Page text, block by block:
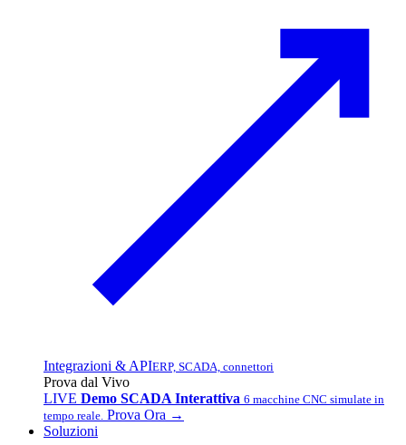
Integrazioni & APIERP, SCADA, connettori
Prova dal Vivo
LIVE Demo SCADA Interattiva 6 macchine CNC simulate in
tempo reale. Prova Ora →
Soluzioni